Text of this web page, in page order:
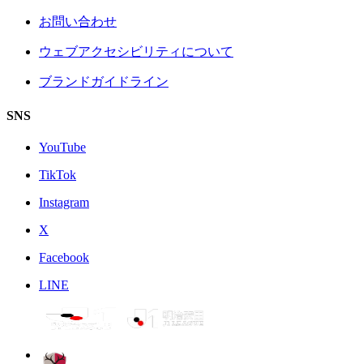
お問い合わせ
ウェブアクセシビリティについて
ブランドガイドライン
SNS
YouTube
TikTok
Instagram
X
Facebook
LINE